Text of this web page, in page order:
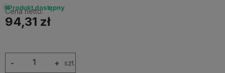
Produkt dostępny
Cena netto:
94,31 zł
+
- szt.